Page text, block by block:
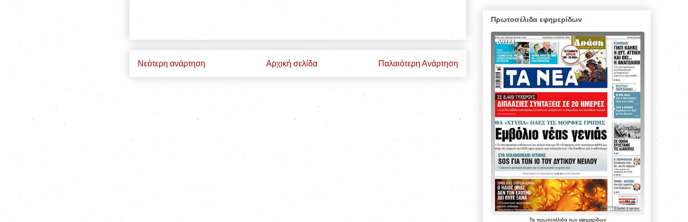
Νεότερη ανάρτηση Παλαιότερη Ανάρτηση
Αρχική σελίδα
Πρωτοσέλιδα εφημερίδων
Τα πρωτοσέλιδα των εφημερίδων